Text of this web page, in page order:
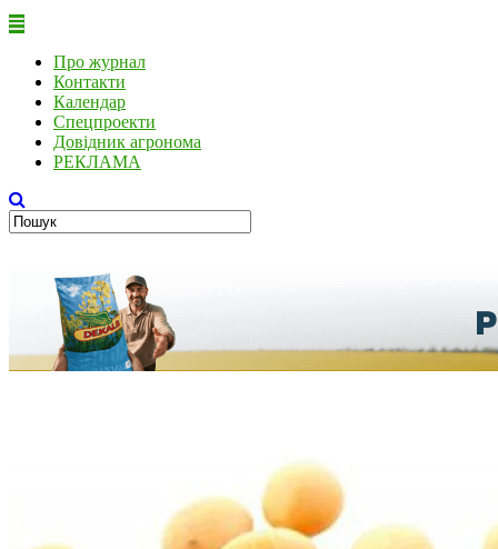
Про журнал
Контакти
Календар
Спецпроекти
Довідник агронома
РЕКЛАМА